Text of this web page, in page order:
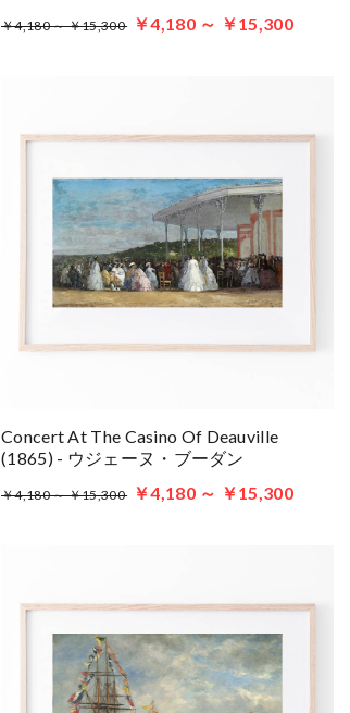
￥4,180 ～ ￥15,300 ￥4,180 ～ ￥15,300
Concert At The Casino Of Deauville
(1865) - ウジェーヌ・ブーダン
￥4,180 ～ ￥15,300 ￥4,180 ～ ￥15,300